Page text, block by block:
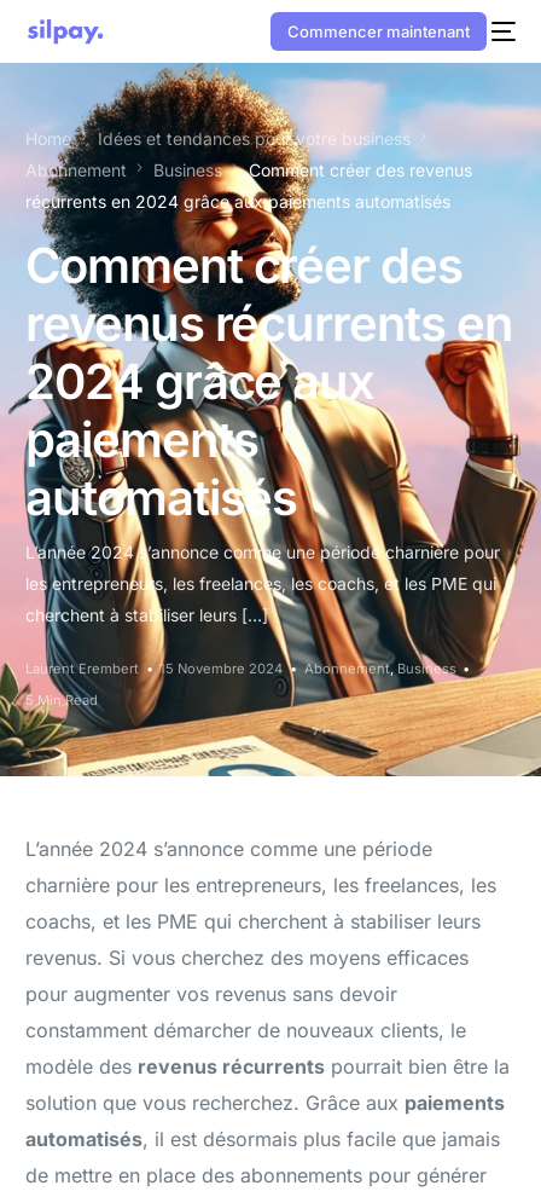
Commencer maintenant
Home
Idées et tendances pour votre business
Abonnement
Business
Comment créer des revenus
récurrents en 2024 grâce aux paiements automatisés
Comment créer des
revenus récurrents en
2024 grâce aux
paiements
automatisés
L’année 2024 s’annonce comme une période charnière pour
les entrepreneurs, les freelances, les coachs, et les PME qui
cherchent à stabiliser leurs […]
Laurent Erembert 15 Novembre 2024 Abonnement, Business
5 Min Read
L’année 2024 s’annonce comme une période
charnière pour les entrepreneurs, les freelances, les
coachs, et les PME qui cherchent à stabiliser leurs
revenus. Si vous cherchez des moyens efficaces
pour augmenter vos revenus sans devoir
constamment démarcher de nouveaux clients, le
modèle des revenus récurrents pourrait bien être la
solution que vous recherchez. Grâce aux paiements
automatisés, il est désormais plus facile que jamais
de mettre en place des abonnements pour générer